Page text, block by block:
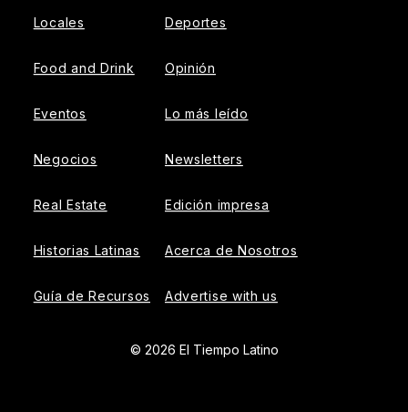
Locales
Food and Drink
Eventos
Negocios
Real Estate
Historias Latinas
Guía de Recursos
Deportes
Opinión
Lo más leído
Newsletters
Edición impresa
Acerca de Nosotros
Advertise with us
© 2026 El Tiempo Latino